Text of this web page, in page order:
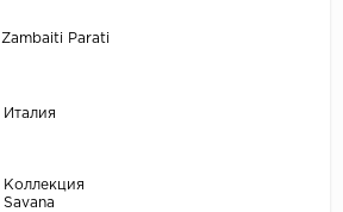
Zambaiti Parati
Италия
Коллекция
Savana